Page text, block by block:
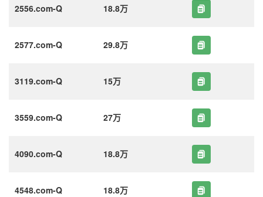
2556.com-Q 18.8万
2577.com-Q 29.8万
3119.com-Q 15万
3559.com-Q 27万
4090.com-Q 18.8万
4548.com-Q 18.8万